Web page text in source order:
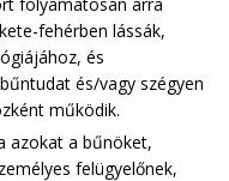
fehérben lássák,
és
és/vagy szégyen
működik.
azokat a bűnöket,
felügyelőnek,